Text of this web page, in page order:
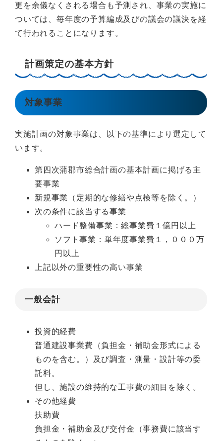
更を余儀なくされる場合も予測され、事業の実施に
ついては、毎年度の予算編成及びの議会の議決を経
て行われることになります。
計画策定の基本方針
対象事業
実施計画の対象事業は、以下の基準により選定して
います。
第四次蒲郡市総合計画の基本計画に掲げる主
要事業
新規事業（定期的な修繕や点検等を除く。）
次の条件に該当する事業
ハード整備事業：総事業費１億円以上
ソフト事業：単年度事業費１，０００万
円以上
上記以外の重要性の高い事業
一般会計
投資的経費
普通建設事業費（負担金・補助金形式による
ものを含む。）及び調査・測量・設計等の委
託料。
但し、施設の維持的な工事費の細目を除く。
その他経費
扶助費
負担金・補助金及び交付金（事務費に該当す